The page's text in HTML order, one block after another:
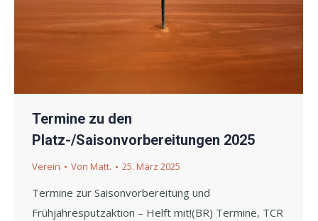
Termine zu den
Platz-/Saisonvorbereitungen 2025
Verein Von Matt. 25. März 2025
Termine zur Saisonvorbereitung und
Frühjahresputzaktion – Helft mit!(BR) Termine, TCR